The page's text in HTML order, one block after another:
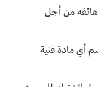
من أجل
أي مادة فنية